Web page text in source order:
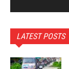
LATEST POSTS